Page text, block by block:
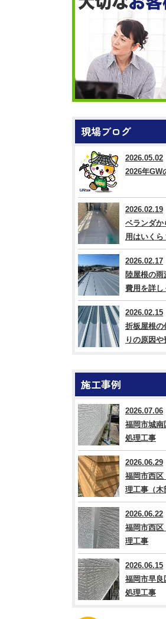
現場ブログ
2026.05.02
2026年GW
2026.02.19
ベランダか
用はいくら
法なども解
2026.02.17
陸屋根の
費用を詳し
いも解説
2026.02.15
折板屋根の
りの原因
施工事例
2026.07.06
福岡市城
処理工事
2026.06.29
福岡市西
理工事（木
2026.06.22
福岡市西
理工事
2026.06.15
福岡市早
処理工事